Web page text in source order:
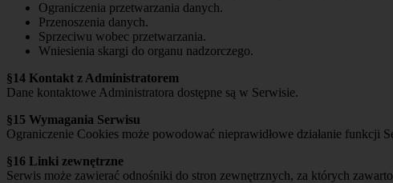
Ograniczenia przetwarzania danych.
Przenoszenia danych.
Sprzeciwu wobec przetwarzania.
Wniesienia skargi do organu nadzorczego.
§14 Kontakt z Administratorem
Dane kontaktowe Administratora dostępne są w Serwisie.
§15 Wymagania Serwisu
Ograniczenie Cookies może powodować nieprawidłowe działanie
§16 Linki zewnętrzne
Serwis może zawierać odnośniki do stron zewnętrznych, za których